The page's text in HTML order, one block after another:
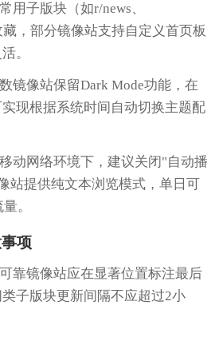
用子版块（如r/news、
，部分镜像站支持自定义首页板
。
镜像站保留Dark Mode功能，在
现根据系统时间自动切换主题配
动网络环境下，建议关闭"自动播
站提供纯文本浏览模式，单日可
。
项
靠镜像站应在显著位置标注最后
子版块更新间隔不应超过2小